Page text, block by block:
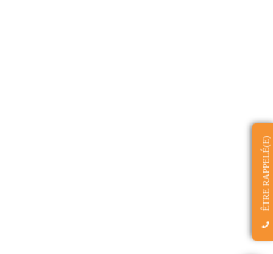
ÊTRE RAPPELÉ(E)